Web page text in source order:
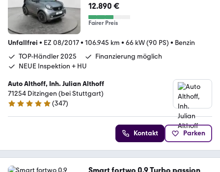
12.890 €
Fairer Preis
Unfallfrei • EZ 08/2017• 106.945 km • 66 kW (90 PS) • Benzin
TOP-Händler 2025
Finanzierung möglich
NEUE Inspektion + HU
Auto Althoff, Inh. Julian Althoff
71254 Ditzingen (bei Stuttgart)
4.8 Sterne
(347)
Kontakt Parken